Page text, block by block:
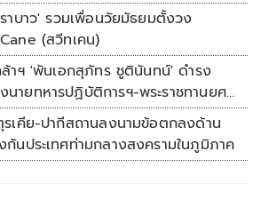
าบาว' รวมเพื่อนวัยมัธยมตั้งวง
(สวีทเคน)
ล้าฯ 'พันเอกสุภัทร ชูตินันทน์' ดำรง
นายทหารปฏิบัติการฯ-พระราชทานยศ
รเคีย-ปากีสถานลงนามข้อตกลงด้าน
กันประเทศท่ามกลางสงครามในภูมิภาค